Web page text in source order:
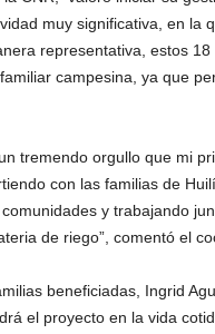
muy significativa, en la
representativa, estos
campesina, ya que
tremendo orgullo que mi
con las familias de
y trabajando
de riego”, comentó el
beneficiadas, Ingrid
el proyecto en la vida